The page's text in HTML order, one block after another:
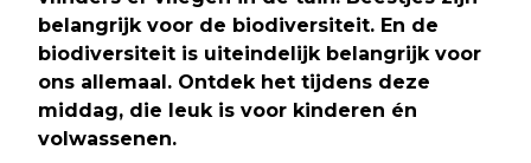
belangrijk voor de biodiversiteit. En de
biodiversiteit is uiteindelijk belangrijk voor
ons allemaal. Ontdek het tijdens deze
middag, die leuk is voor kinderen én
volwassenen.